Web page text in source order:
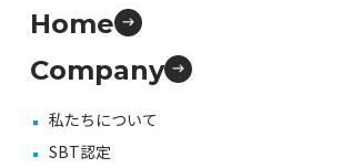
Home
Company
私たちについて
SBT認定